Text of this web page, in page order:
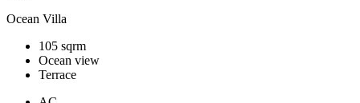
Ocean Villa
105 sqrm
Ocean view
Terrace